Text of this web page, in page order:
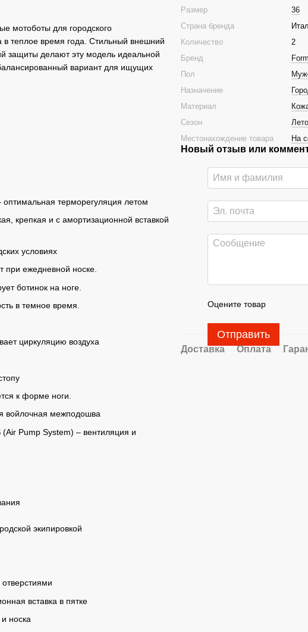
мотоботы для городского
теплое время года. Стильный внешний
защиты делают эту модель идеальной
вариант для ищущих
терморегуляция летом
крепкая и с амортизационной вставкой
условиях
при ежедневной носке.
ботинок на ноге.
в темное время.
циркуляцию воздуха
к форме ноги.
войлочная межподошва
Pump System) – вентиляция и
экипировкой
вставка в пятке
носка
Размер
36
Страна бренда
Количество
2
Бренд
Пол
Назначение
Материал
Сезон
Лето
Местонахождение товара
На
Новый отзыв или
Оцените товар
Отправить
Доставка Оплата